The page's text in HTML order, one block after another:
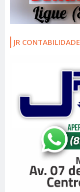
JR CONTABILIDADE